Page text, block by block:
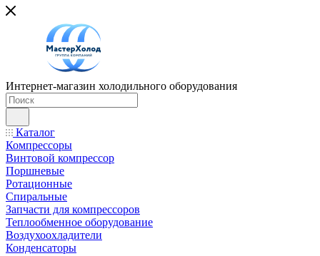
Интернет-магазин холодильного оборудования
Каталог
Компрессоры
Винтовой компрессор
Поршневые
Ротационные
Спиральные
Запчасти для компрессоров
Теплообменное оборудование
Воздухоохладители
Конденсаторы